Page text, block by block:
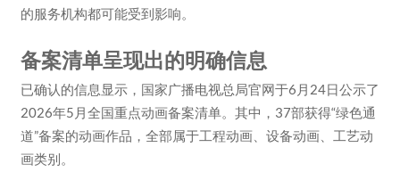
的服务机构都可能受到影响。
备案清单呈现出的明确信息
已确认的信息显示，国家广播电视总局官网于6月24日公示了
2026年5月全国重点动画备案清单。其中，37部获得“绿色通
道”备案的动画作品，全部属于工程动画、设备动画、工艺动
画类别。